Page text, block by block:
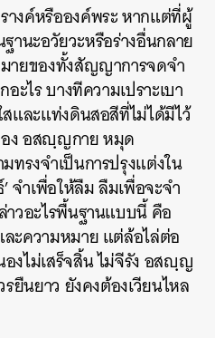
างค์หรือองค์พระ หากแต่ที่ผู้
านะอวัยวะหรือร่างอื่นกลาย
ยของทั้งสัญญาการจดจำ
ะไร บางทีความเปราะเบา
และแท่งดินสอสีที่ไม่ได้มีไว้
อง อสญฺญกาย หมุด
รงจำเป็นการปรุงแต่งใน
จำเพื่อให้ลืม ลืมเพื่อจะจำ
วอะไรพื้นฐานแบบนี้ คือ
ความหมาย แต่ล้อไล่ต่อ
งไม่เสร็จสิ้น ไม่จีรัง อสญฺญ
ยืนยาว ยังคงต้องเวียนไหล